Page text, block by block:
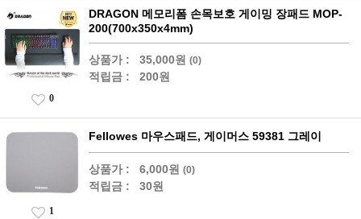
DRAGON 메모리폼 손목보호 게이밍 장패드 MOP-
200(700x350x4mm)
상품가 : 35,000원 (0)
적립금 : 200원
0
Fellowes 마우스패드, 게이머스 59381 그레이
상품가 : 6,000원 (0)
적립금 : 30원
1